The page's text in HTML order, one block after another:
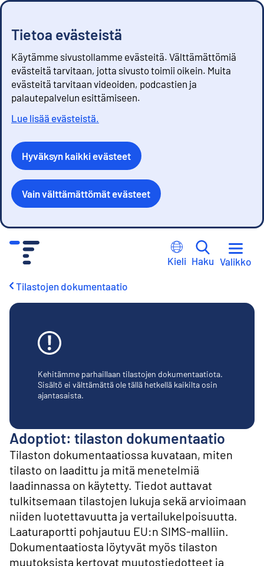
Tietoa evästeistä
Käytämme sivustollamme evästeitä. Välttämättömiä
evästeitä tarvitaan, jotta sivusto toimii oikein. Muita
evästeitä tarvitaan videoiden, podcastien ja
palautepalvelun esittämiseen.
Lue lisää evästeistä.
Hyväksyn kaikki evästeet
Vain välttämättömät evästeet
Kieli Haku Valikko
Tilastojen dokumentaatio
Kehitämme parhaillaan tilastojen dokumentaatiota.
Sisältö ei välttämättä ole tällä hetkellä kaikilta osin
ajantasaista.
Adoptiot: tilaston dokumentaatio
Tilaston dokumentaatiossa kuvataan, miten
tilasto on laadittu ja mitä menetelmiä
laadinnassa on käytetty. Tiedot auttavat
tulkitsemaan tilastojen lukuja sekä arvioimaan
niiden luotettavuutta ja vertailukelpoisuutta.
Laaturaportti pohjautuu EU:n SIMS-malliin.
Dokumentaatiosta löytyvät myös tilaston
muutoksista kertovat muutostiedotteet ja